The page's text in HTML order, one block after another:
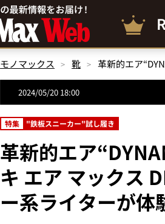
モノマックス 靴
2024/05/20 18:00
特集 "鉄板スニーカー"試し履き
革新的エア
キ エア マックス
ー系ライターが体